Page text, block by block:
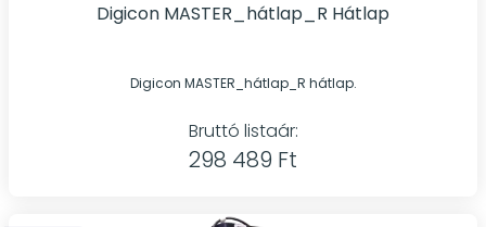
Digicon MASTER_hátlap_R Hátlap
Digicon MASTER_hátlap_R hátlap.
Bruttó listaár:
298 489 Ft